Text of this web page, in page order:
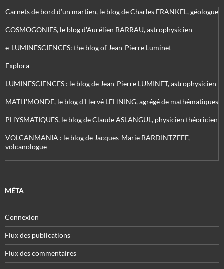
Carnets de bord d’un martien, le blog de Charles FRANKEL, géologue
COSMOGONIES, le blog d'Aurélien BARRAU, astrophysicien
e-LUMINESCIENCES: the blog of Jean-Pierre Luminet
Explora
LUMINESCIENCES : le blog de Jean-Pierre LUMINET, astrophysicien
MATH'MONDE, le blog d'Hervé LEHNING, agrégé de mathématiques
PHYSMATIQUES, le blog de Claude ASLANGUL, physicien théoricien
VOLCANMANIA : le blog de Jacques-Marie BARDINTZEFF,
volcanologue
MÉTA
Connexion
Flux des publications
Flux des commentaires